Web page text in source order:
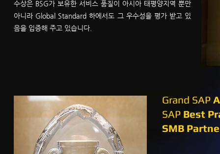
수상은 BSG가 보유한 서비스 품질이 아시아 태평양지역 뿐만
아니라 Global Standard 하에서도 그 우수성을 평가 받고 있
음을 입증해 주고 있습니다.
Grand SAP
SAP Best
SMB